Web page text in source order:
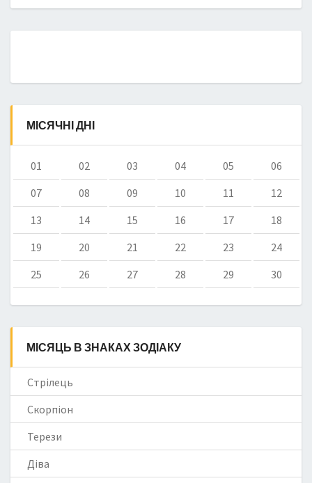
МІСЯЧНІ ДНІ
01 02 03 04 05
06
07
08 09 10 11
12
13
14 15 16 17
18
19
20 21 22 23
24
25
26 27 28 29 30
МІСЯЦЬ В ЗНАКАХ ЗОДІАКУ
Стрілець
Скорпіон
Терези
Діва